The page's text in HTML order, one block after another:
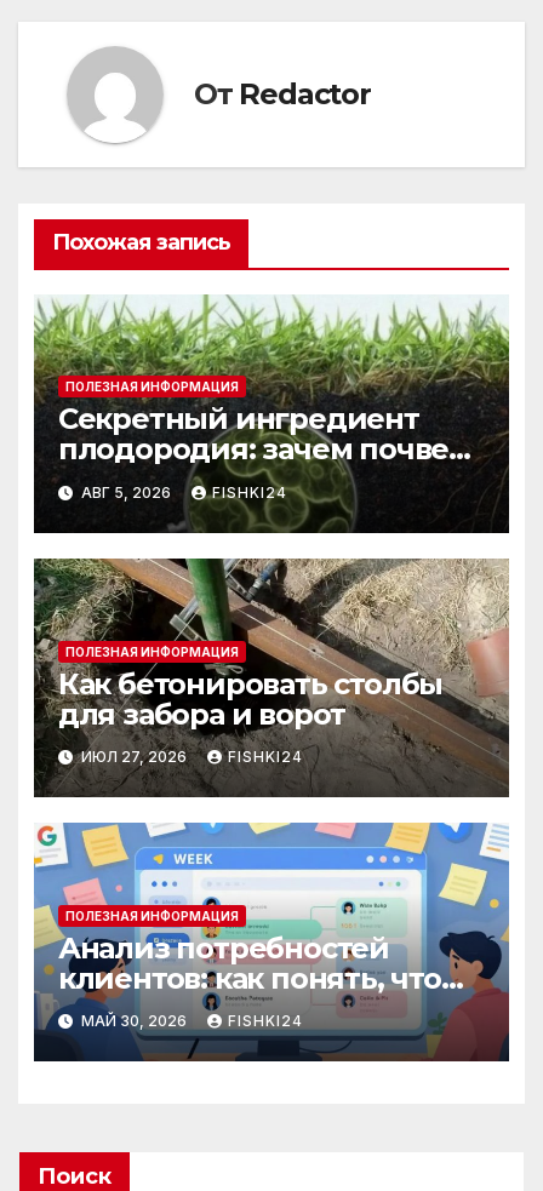
От Redactor
Похожая запись
ПОЛЕЗНАЯ ИНФОРМАЦИЯ
Секретный ингредиент
плодородия: зачем почве
нужны бактерии и
биогумус
АВГ 5, 2026 FISHKI24
ПОЛЕЗНАЯ ИНФОРМАЦИЯ
Как бетонировать столбы
для забора и ворот
ИЮЛ 27, 2026 FISHKI24
ПОЛЕЗНАЯ ИНФОРМАЦИЯ
Анализ потребностей
клиентов: как понять, что
действительно важно
аудитории
МАЙ 30, 2026 FISHKI24
Поиск